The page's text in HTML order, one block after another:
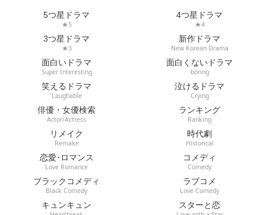
5つ星ドラマ
★5
4つ星ドラマ
★4
3つ星ドラマ
★3
新作ドラマ
New Korean Drama
面白いドラマ
Super Interesting
面白くないドラマ
boring
笑えるドラマ
Laughable
泣けるドラマ
Crying
俳優・女優検索
Actor/Actress
ランキング
Ranking
リメイク
Remake
時代劇
Historical
恋愛･ロマンス
Love Romance
コメディ
Comedy
ブラックコメディ
Black Comedy
ラブコメ
Love Comedy
キュンキュン スターと恋